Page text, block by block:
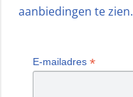
aanbiedingen te zien.
E-mailadres *